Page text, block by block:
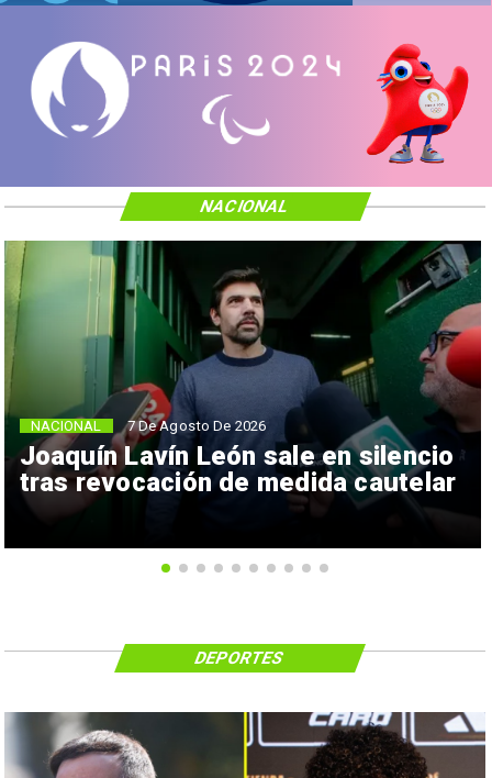
Joaquín Lavín León sale en silencio
tras revocación de medida cautelar
NACIONAL 7 De Agosto De 2026
NACIONAL
DEPORTES